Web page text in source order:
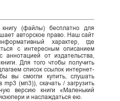
(файлы) бесплатно для
авторское право. Наш сайт
характер, где
с интересным описанием
аннотацией от издательства,
Для того чтобы получить
список ссылок интернет-
вы смогли купить, слушать
mp3 (мп3)), скачать / загрузить
версию книги «Маленький
и наслаждаться ею.